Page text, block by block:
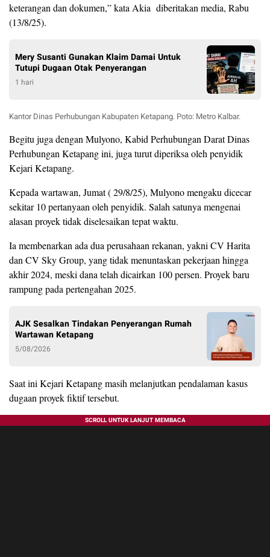
keterangan dan dokumen,” kata Akia diberitakan media, Rabu
(13/8/25).
Mery Susanti Gunakan Klaim Damai Untuk
Tutupi Dugaan Otak Penyerangan
1 hari
Kantor Dinas Perhubungan Kabupaten Ketapang. Poto: Metro Kalbar.
Begitu juga dengan Mulyono, Kabid Perhubungan Darat Dinas
Perhubungan Ketapang ini, juga turut diperiksa oleh penyidik
Kejari Ketapang.
Kepada wartawan, Jumat ( 29/8/25), Mulyono mengaku dicecar
sekitar 10 pertanyaan oleh penyidik. Salah satunya mengenai
alasan proyek tidak diselesaikan tepat waktu.
Ia membenarkan ada dua perusahaan rekanan, yakni CV Harita
dan CV Sky Group, yang tidak menuntaskan pekerjaan hingga
akhir 2024, meski dana telah dicairkan 100 persen. Proyek baru
rampung pada pertengahan 2025.
AJK Sesalkan Tindakan Penyerangan Rumah
Wartawan Ketapang
5/08/2026
Saat ini Kejari Ketapang masih melanjutkan pendalaman kasus
dugaan proyek fiktif tersebut.